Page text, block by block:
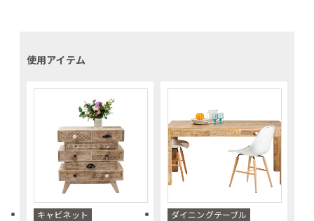
使用アイテム
キャビネット
ダイニングテーブル